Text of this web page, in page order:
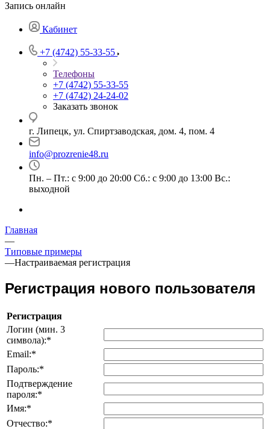
Запись онлайн
Кабинет
+7 (4742) 55-33-55
Телефоны
+7 (4742) 55-33-55
+7 (4742) 24-24-02
Заказать звонок
г. Липецк, ул. Спиртзаводская, дом. 4, пом. 4
info@prozrenie48.ru
Пн. – Пт.: с 9:00 до 20:00 Сб.: с 9:00 до 13:00 Вс.:
выходной
Главная
—
Типовые примеры
—Настраиваемая регистрация
Регистрация нового пользователя
Регистрация
Логин (мин. 3
символа):*
Email:*
Пароль:*
Подтверждение
пароля:*
Имя:*
Отчество:*